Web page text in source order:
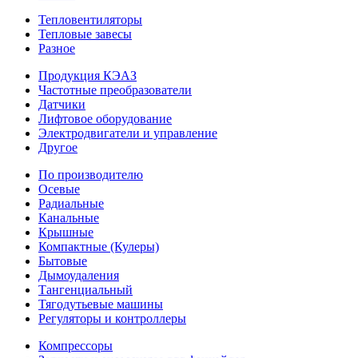
Тепловентиляторы
Тепловые завесы
Разное
Продукция КЭАЗ
Частотные преобразователи
Датчики
Лифтовое оборудование
Электродвигатели и управление
Другое
По производителю
Осевые
Радиальные
Канальные
Крышные
Компактные (Кулеры)
Бытовые
Дымоудаления
Тангенциальный
Тягодутьевые машины
Регуляторы и контроллеры
Компрессоры